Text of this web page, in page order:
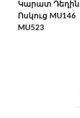
Կարատ Դեղին
Ոսկուց MU146
MU523